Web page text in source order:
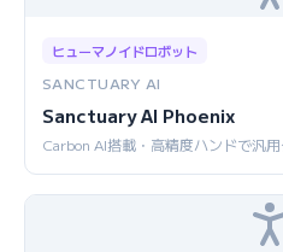
ヒューマノイドロボット
SANCTUARY AI
Sanctuary AI Phoenix
Carbon AI搭載・高精度ハンドで汎